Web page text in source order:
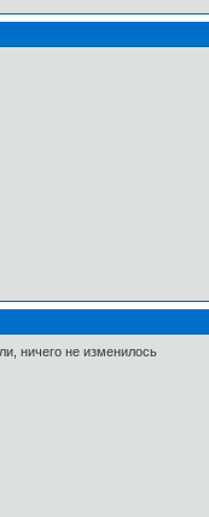
ничего не изменилось